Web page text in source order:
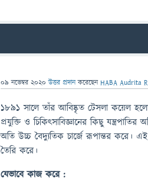
09 নভেম্বর 2020 উত্তর প্রদান করেছেনHABA Audrita
১৮৯১ সালে তাঁর আবিষ্কৃত টেসলা কয়েল হলো
প্রযুক্তি ও চিকিৎসাবিজ্ঞানের কিছু
অতি উচ্চ বৈদ্যুতিক চার্জে রূপান্তর করে। এই
তৈরি করে।
যেভাবে কাজ করে :